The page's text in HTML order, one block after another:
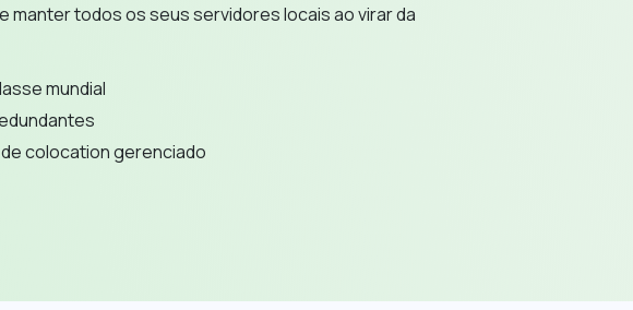
manter todos os seus servidores locais ao virar da
mundial
colocation gerenciado